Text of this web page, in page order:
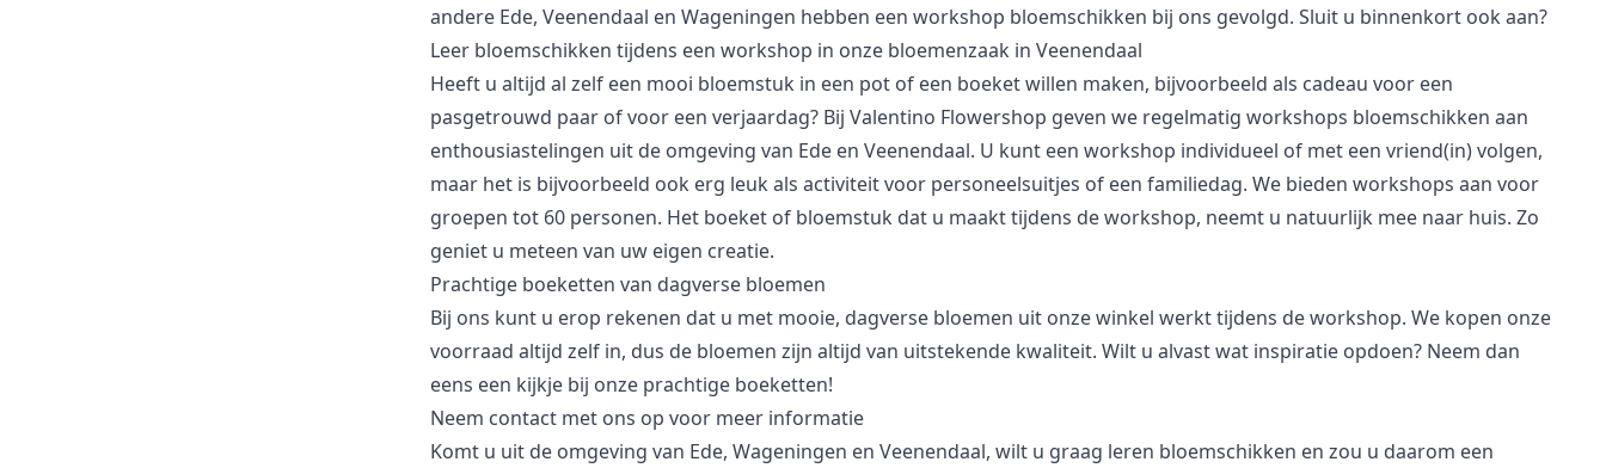
andere Ede, Veenendaal en Wageningen hebben een workshop bloemschikken bij ons gevolgd. Sluit u binnenkort ook aan?
Leer bloemschikken tijdens een workshop in onze bloemenzaak in Veenendaal
Heeft u altijd al zelf een mooi bloemstuk in een pot of een boeket willen maken, bijvoorbeeld als cadeau voor een
pasgetrouwd paarof voor een verjaardag? Bij Valentino Flowershop geven we regelmatig workshops bloemschikken aan
enthousiastelingen uit de omgeving van Ede en Veenendaal. U kunt een workshop individueel of met een vriend(in) volgen,
maar het is bijvoorbeeld ook erg leuk als activiteit voor personeelsuitjes of een familiedag. We bieden workshops aan voor
groepen tot 60 personen. Het boeket of bloemstuk dat u maakt tijdens de workshop, neemt u natuurlijk mee naar huis. Zo
geniet u meteen van uw eigen creatie.
Prachtige boeketten van dagverse bloemen
Bij ons kunt u erop rekenen dat u met mooie, dagverse bloemen uit onze winkel werkt tijdens de workshop. We kopen onze
voorraad altijd zelf in, dus de bloemen zijn altijd van uitstekende kwaliteit. Wilt u alvast wat inspiratie opdoen? Neem dan
eens een kijkje bij onze prachtige boeketten!
Neem contact met ons op voor meer informatie
Komt u uit de omgeving van Ede, Wageningen en Veenendaal, wilt u graag leren bloemschikken en zou u daarom een